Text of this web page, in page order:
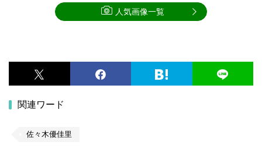
関連ワード
佐々木優佳里
人気画像一覧